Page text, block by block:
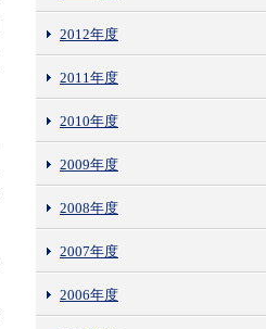
2012年度
2011年度
2010年度
2009年度
2008年度
2007年度
2006年度